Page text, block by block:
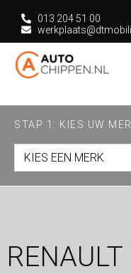
013 204 51 00
STAP 1: KIES UW
KIES EEN MERK